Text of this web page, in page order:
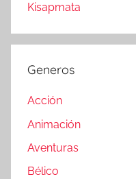
Kisapmata
Generos
Acción
Animación
Aventuras
Bélico